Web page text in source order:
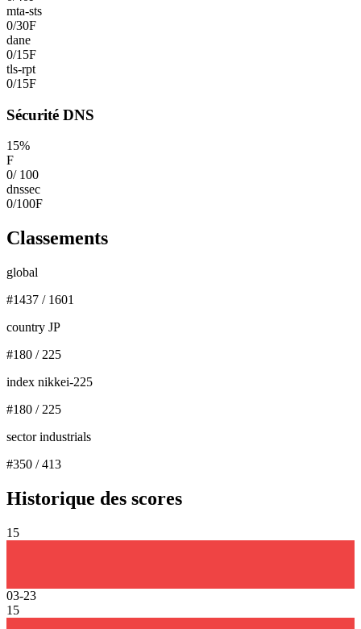
mta-sts
0/30F
dane
0/15F
tls-rpt
0/15F
Sécurité DNS
15%
F
0/ 100
dnssec
0/100F
Classements
global
#1437 / 1601
country JP
#180 / 225
index nikkei-225
#180 / 225
sector industrials
#350 /413
Historique des scores
15
03-23
15